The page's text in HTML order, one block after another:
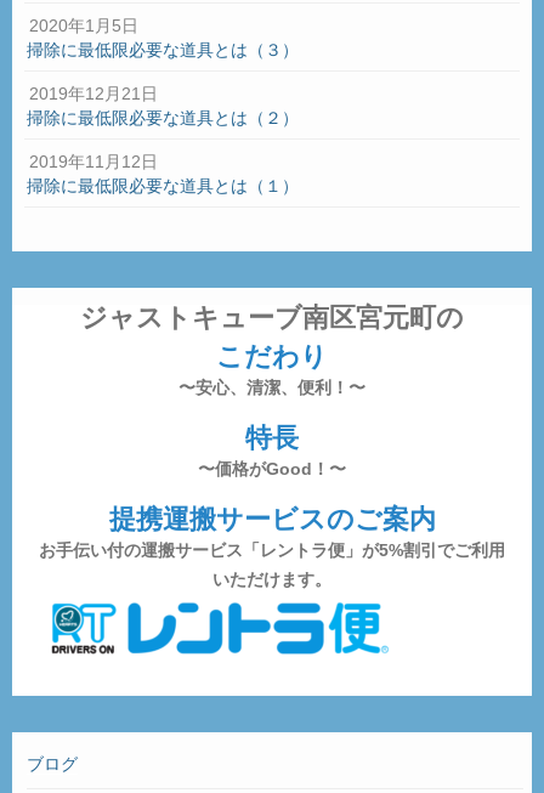
2020年1月5日
掃除に最低限必要な道具とは（３）
2019年12月21日
掃除に最低限必要な道具とは（２）
2019年11月12日
掃除に最低限必要な道具とは（１）
ジャストキューブ南区宮元町の
こだわり
〜安心、清潔、便利！〜
特長
〜価格がGood！〜
提携運搬サービスのご案内
お手伝い付の運搬サービス「レントラ便」が5%割引でご利用
いただけます。
ブログ